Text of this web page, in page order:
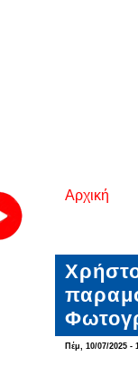
Είστε
Αρχική
Πέμ, 10/07/2025 -